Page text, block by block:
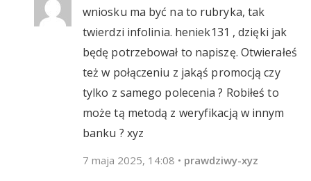
wniosku ma być na to rubryka, tak
twierdzi infolinia. heniek131 , dzięki jak
będę potrzebował to napiszę. Otwierałeś
też w połączeniu z jakąś promocją czy
tylko z samego polecenia ? Robiłeś to
może tą metodą z weryfikacją w innym
banku ? xyz
7 maja 2025, 14:08 • prawdziwy-xyz